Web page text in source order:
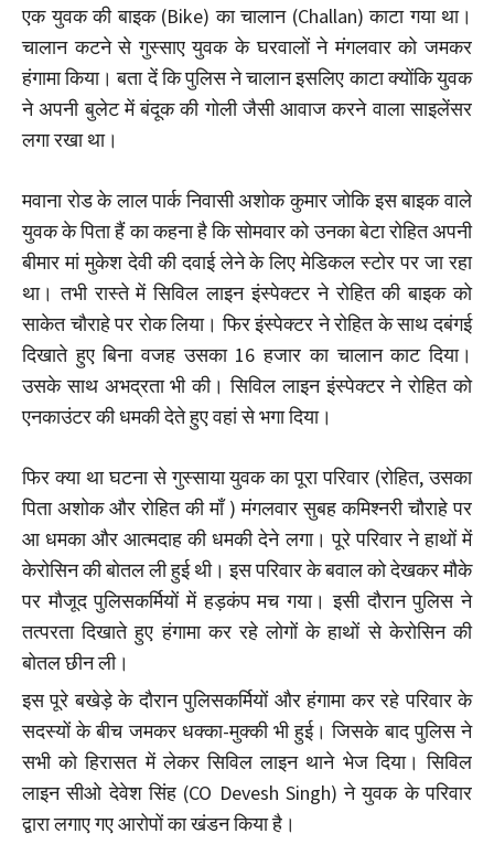
एक युवक की बाइक (Bike) का चालान (Challan) काटा गया था।
चालान कटने से गुस्साए युवक के घरवालों ने मंगलवार को जमकर
हंगामा किया। बता दें कि पुलिस ने चालान इसलिए काटा क्योंकि युवक
ने अपनी बुलेट में बंदूक की गोली जैसी आवाज करने वाला साइलेंसर
लगा रखा था।
मवाना रोड के लाल पार्क निवासी अशोक कुमार जोकि इस बाइक वाले
युवक के पिता हैं का कहना है कि सोमवार को उनका बेटा रोहित अपनी
बीमार मां मुकेश देवी की दवाई लेने के लिए मेडिकल स्टोर पर जा रहा
था। तभी रास्ते में सिविल लाइन इंस्पेक्टर ने रोहित की बाइक को
साकेत चौराहे पर रोक लिया। फिर इंस्पेक्टर ने रोहित के साथ दबंगई
दिखाते हुए बिना वजह उसका 16 हजार का चालान काट दिया।
उसके साथ अभद्रता भी की। सिविल लाइन इंस्पेक्टर ने रोहित को
एनकाउंटर की धमकी देते हुए वहां से भगा दिया।
फिर क्या था घटना से गुस्साया युवक का पूरा परिवार (रोहित, उसका
पिता अशोक और रोहित की माँ ) मंगलवार सुबह कमिश्नरी चौराहे पर
आ धमका और आत्मदाह की धमकी देने लगा। पूरे परिवार ने हाथों में
केरोसिन की बोतल ली हुई थी। इस परिवार के बवाल को देखकर मौके
पर मौजूद पुलिसकर्मियों में हड़कंप मच गया। इसी दौरान पुलिस ने
तत्परता दिखाते हुए हंगामा कर रहे लोगों के हाथों से केरोसिन की
बोतल छीन ली।
इस पूरे बखेड़े के दौरान पुलिसकर्मियों और हंगामा कर रहे परिवार के
सदस्यों के बीच जमकर धक्का-मुक्की भी हुई। जिसके बाद पुलिस ने
सभी को हिरासत में लेकर सिविल लाइन थाने भेज दिया। सिविल
लाइन सीओ देवेश सिंह (CO Devesh Singh) ने युवक के परिवार
द्वारा लगाए गए आरोपों का खंडन किया है।